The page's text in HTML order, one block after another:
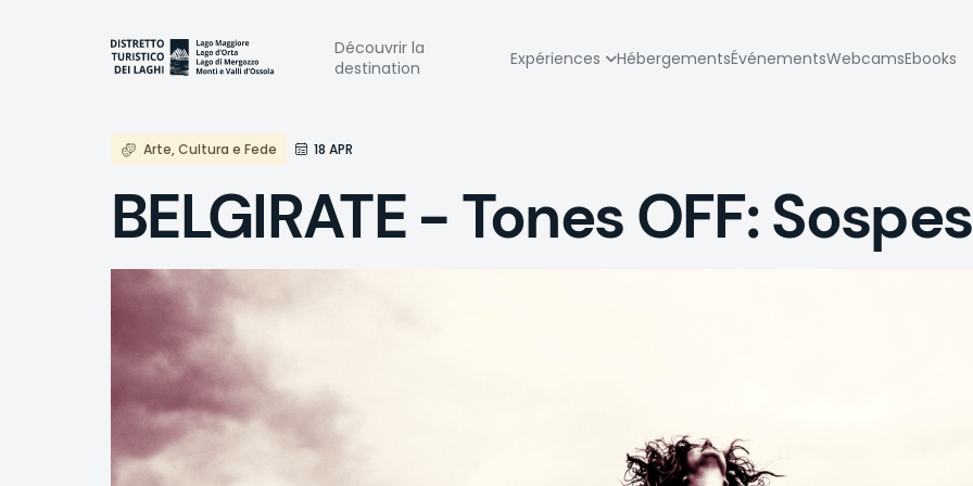
Navigazione
principale
Découvrir la
destination
Expériences HébergementsÉvénementsWebcamsEbooks
Arte, Cultura e Fede 18 APR
BELGIRATE - Tones OFF: